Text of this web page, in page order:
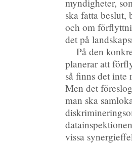
myndigheter,
ska fatta beslut,
och om
det på
På den
planerar att
så finns det inte
Men det
man ska
vissa